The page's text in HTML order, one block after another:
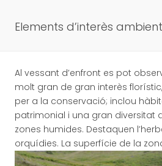
Elements d’interès
Al vessant d’enfront es pot
molt gran de gran interès
per a la conservació; inclou
patrimonial i una gran diversitat
zones humides. Destaquen
orquídies. La superfície de la